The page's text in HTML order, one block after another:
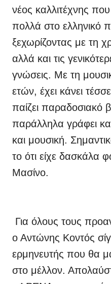
νέος καλλιτέχνης
πολλά στο ελληνικό
ξεχωρίζοντας με τη
αλλά και τις
γνώσεις. Με τη
ετών, έχει κάνει
παίζει παραδοσιακό
παράλληλα γράφει
και μουσική.
το ότι είχε δασκάλα
Μασίνο.
Για όλους τους
ο Αντώνης Κοντός
ερμηνευτής που θα
στο μέλλον.